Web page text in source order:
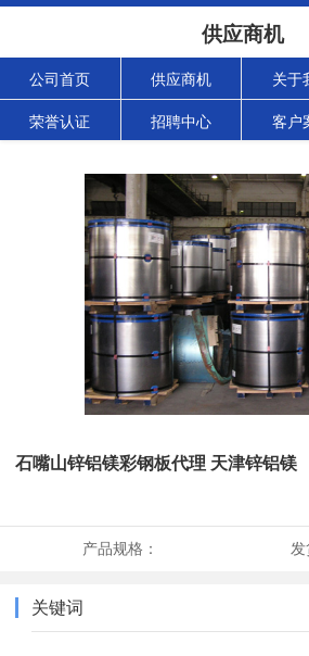
供应商机
公司首页 供应商机 关于
荣誉认证 招聘中心 客户
石嘴山锌铝镁彩钢板代理 天津锌铝镁
产品规格： 发
关键词